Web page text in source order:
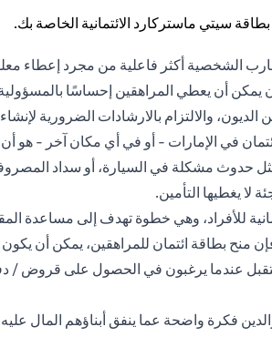
الشخصية أكثر فاعلية من مجرد إعطاء
يمكن أن يعطي المراهقين إحساسًا
والالتزام بالارشادات الضرورية
في الإمارات - أو في أي مكان آخر - هو أن
مثل حدوث مشكلة في السيارة، أو سداد
لا يغطيها التأمين.
للأفراد، وهي خطوة تهدف إلى مساعدة
بطاقة ائتمان للمراهقين، يمكن أن يكون
عندما يرغبون في الحصول على قروض / دفع
فكرة واضحة عما ينفق أبناؤهم المال